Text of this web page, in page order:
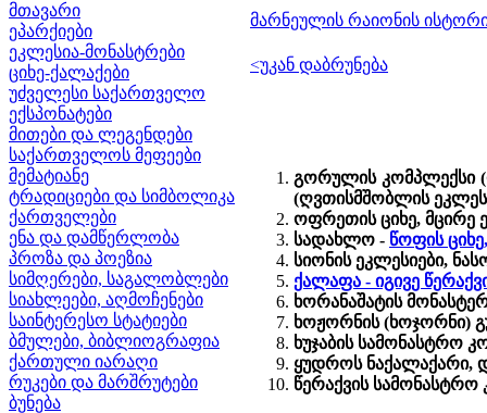
მთავარი
ეპარქიები
ეკლესია-მონასტრები
ციხე-ქალაქები
უძველესი საქართველო
ექსპონატები
მითები და ლეგენდები
საქართველოს მეფეები
მემატიანე
ტრადიციები და სიმბოლიკა
ქართველები
ენა და დამწერლობა
პროზა და პოეზია
სიმღერები, საგალობლები
სიახლეები, აღმოჩენები
საინტერესო სტატიები
ბმულები, ბიბლიოგრაფია
ქართული იარაღი
რუკები და მარშრუტები
ბუნება
მარნეულის რაიონის
<უკან დაბრუნება
გორულის კომპლექსი
(ღვთისმშობლის
ოფრეთის ციხე, მცირე
სადახლო - წოფის
სიონის ეკლესიები,
ქალაფა - იგივე
ხორანაშატის
ხოჟორნის (ხოჯორნი)
ხუჯაბის სამონასტრო
ყუდროს ნაქალაქარი,
წერაქვის სამონასტრო